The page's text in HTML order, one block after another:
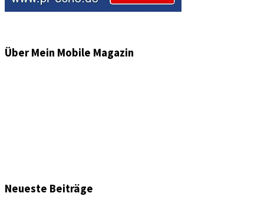
Über Mein Mobile Magazin
Neueste Beiträge